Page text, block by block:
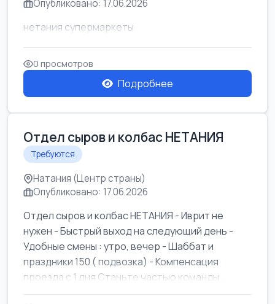
Опубликовано: 17.06.2026
нетания супермаркеты
0 просмотров
Подробнее
Отдел сыров и колбас НЕТАНИЯ
Требуются
Натания (Центр страны)
Опубликовано: 17.06.2026
Отдел сыров и колбас НЕТАНИЯ - Иврит не
нужен - Быстрый выход на следующий день -
Удобные смены : утро, вечер - Шаббат и
праздники 150 ( подвозка) - Компенсация
проезда с 1 дня Станьте частью команды ...